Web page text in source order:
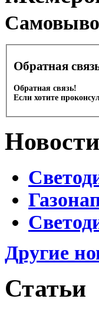
Обратная
Обратная связь!
Если хотите
Новости
Другие
Статьи